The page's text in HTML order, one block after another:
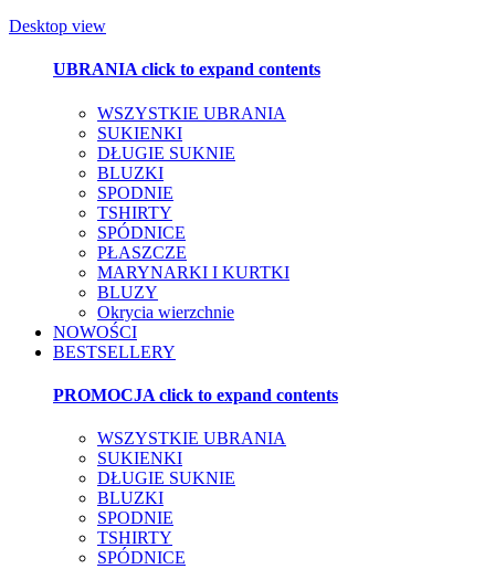
Desktop view
UBRANIAclick to expand contents
WSZYSTKIE UBRANIA
SUKIENKI
DŁUGIE SUKNIE
BLUZKI
SPODNIE
TSHIRTY
SPÓDNICE
PŁASZCZE
MARYNARKI I KURTKI
BLUZY
Okrycia wierzchnie
NOWOŚCI
BESTSELLERY
PROMOCJA click to expand contents
WSZYSTKIE UBRANIA
SUKIENKI
DŁUGIE SUKNIE
BLUZKI
SPODNIE
TSHIRTY
SPÓDNICE